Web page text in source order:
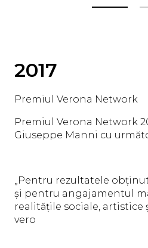
2017
Premiul Verona Network
Premiul Verona Network
Giuseppe Manni cu
„Pentru rezultatele
și pentru angajamentul
realitățile sociale, artistice
vero